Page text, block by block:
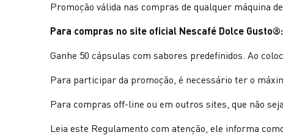
Promoção válida nas compras de qualquer máquina
Para compras no site oficial Nescafé Dolce Gusto®:
Ganhe 50 cápsulas com sabores predefinidos. Ao
Para participar da promoção, é necessário ter o
Para compras off-line ou em outros sites, que não
Leia este Regulamento com atenção, ele informa